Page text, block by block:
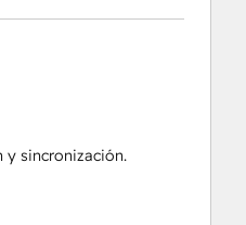
y sincronización.